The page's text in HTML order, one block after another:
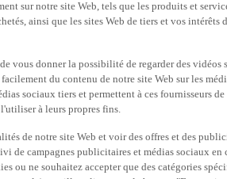
sur notre site Web, tels que les produits et
ainsi que les sites Web de tiers et vos intérêts
vous donner la possibilité de regarder des vidéos
du contenu de notre site Web sur les
sociaux tiers et permettent à ces fournisseurs
à leurs propres fins.
de notre site Web et voir des offres et des
de campagnes publicitaires et médias sociaux
ou ne souhaitez accepter que des catégories